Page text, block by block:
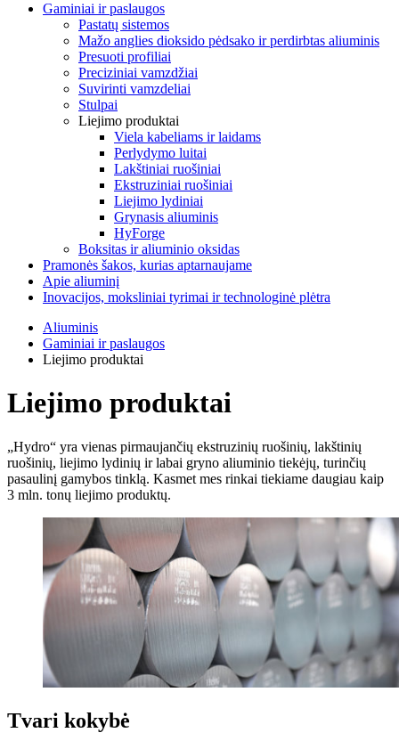
Gaminiai ir paslaugos
Pastatų sistemos
Mažo anglies dioksido pėdsako ir perdirbtas aliuminis
Presuoti profiliai
Preciziniai vamzdžiai
Suvirinti vamzdeliai
Stulpai
Liejimo produktai
Viela kabeliams ir laidams
Perlydymo luitai
Lakštiniai ruošiniai
Ekstruziniai ruošiniai
Liejimo lydiniai
Grynasis aliuminis
HyForge
Boksitas ir aliuminio oksidas
Pramonės šakos, kurias aptarnaujame
Apie aliuminį
Inovacijos, moksliniai tyrimai ir technologinė plėtra
Aliuminis
Gaminiai ir paslaugos
Liejimo produktai
Liejimo produktai
„Hydro“ yra vienas pirmaujančių ekstruzinių ruošinių, lakštinių
ruošinių, liejimo lydinių ir labai gryno aliuminio tiekėjų, turinčių
pasaulinį gamybos tinklą. Kasmet mes rinkai tiekiame daugiau kaip
3 mln. tonų liejimo produktų.
Tvari kokybė